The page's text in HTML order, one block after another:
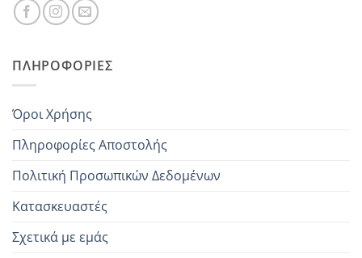
ΠΛΗΡΟΦΟΡΊΕΣ
Όροι Χρήσης
Πληροφορίες Αποστολής
Πολιτική Προσωπικών Δεδομένων
Κατασκευαστές
Σχετικά με εμάς